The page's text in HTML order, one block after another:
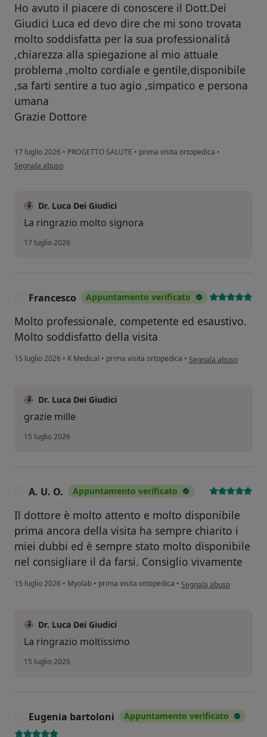
Ho avuto il piacere di conoscere il Dott.Dei
Giudici Luca ed devo dire che mi sono trovata
molto soddisfatta per la sua professionalitá
,chiarezza alla spiegazione al mio attuale
problema ,molto cordiale e gentile,disponibile
,sa farti sentire a tuo agio ,simpatico e persona
umana
Grazie Dottore
17 luglio 2026 • PROGETTO SALUTE • prima visita ortopedica •
secondo l'opinione dell'utente Ermi
Segnala abuso
Dr. Luca Dei Giudici
La ringrazio molto signora
17 luglio 2026
Francesco Appuntamento verificato
Molto professionale, competente ed esaustivo.
Molto soddisfatto della visita
15 luglio 2026 • K Medical • prima visita ortopedica • secondo l'opinione
Segnala abuso
Dr. Luca Dei Giudici
grazie mille
15 luglio 2026
A. U. O. Appuntamento verificato
Il dottore è molto attento e molto disponibile
prima ancora della visita ha sempre chiarito i
miei dubbi ed è sempre stato molto disponibile
nel consigliare il da farsi. Consiglio vivamente
15 luglio 2026 • Myolab • prima visita ortopedica • secondo l'opinione
Segnala abuso
Dr. Luca Dei Giudici
La ringrazio moltissimo
15 luglio 2026
Eugenia bartoloni Appuntamento verificato